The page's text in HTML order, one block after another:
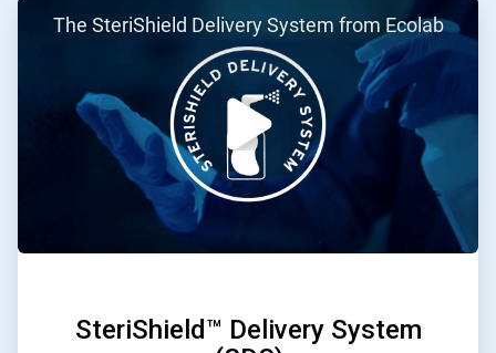
2
de
3
The SteriShield Delivery System from Ecolab
SteriShield™ Delivery System